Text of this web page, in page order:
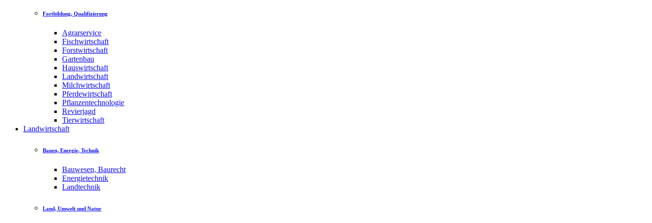
Fortbildung, Qualifizierung
Agrarservice
Fischwirtschaft
Forstwirtschaft
Gartenbau
Hauswirtschaft
Landwirtschaft
Milchwirtschaft
Pferdewirtschaft
Pflanzentechnologie
Revierjagd
Tierwirtschaft
Landwirtschaft
Bauen, Energie, Technik
Bauwesen, Baurecht
Energietechnik
Landtechnik
Land, Umwelt und Natur